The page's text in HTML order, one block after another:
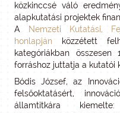
közkinccsé váló
alapkutatási projektek
A
Nemzeti Kutatási,
honlapján közzétett
kategóriákban
forráshoz juttatja a kutatói
Bódis József, az
felsőoktatásért,
államtitkára